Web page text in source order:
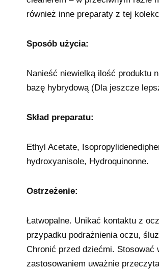
również inne preparaty z tej
Sposób użycia:
Nanieść niewielką ilość produktu
bazę hybrydową (Dla jeszcze
Skład preparatu:
Ethyl Acetate,
hydroxyanisole, Hydroquinonne.
Ostrzeżenie:
Łatwopalne. Unikać kontaktu z
przypadku podrażnienia oczu,
Chronić przed dziećmi. Stosować
zastosowaniem uważnie